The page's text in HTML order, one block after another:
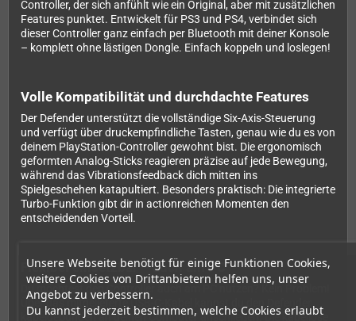
Unsere Webseite benötigt für einige Funktionen Cookies,
weitere Cookies von Drittanbietern helfen uns, unser
Angebot zu verbessern.
Du kannst jederzeit bestimmen, welche Cookies erlaubt
Controller, der sich anfühlt wie ein Original, aber mit zusätzlichen
Features punktet. Entwickelt für PS3 und PS4, verbindet sich
dieser Controller ganz einfach per Bluetooth mit deiner Konsole
– komplett ohne lästigen Dongle. Einfach koppeln und loslegen!
Volle Kompatibilität und durchdachte Features
Der Defender unterstützt die vollständige Six-Axis-Steuerung
und verfügt über druckempfindliche Tasten, genau wie du es von
deinem PlayStation-Controller gewohnt bist. Die ergonomisch
geformten Analog-Sticks reagieren präzise auf jede Bewegung,
während das Vibrationsfeedback dich mitten ins
Spielgeschehen katapultiert. Besonders praktisch: Die integrierte
Turbo-Funktion gibt dir in actionreichen Momenten den
entscheidenden Vorteil.
Flexibel einsetzbar – auch am PC
Du möchtest den Controller auch am PC nutzen? Kein Problem!
Über das mitgelieferte USB-C-Kabel kannst du den Defender
kabelgebunden an deinen Computer anschließen. Die kabellose